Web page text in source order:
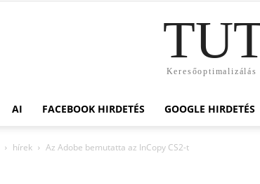
AI FACEBOOK HIRDETÉS GOOGLE HIRDETÉS
hírek Az Adobe bemutatta az InCopy CS2-t